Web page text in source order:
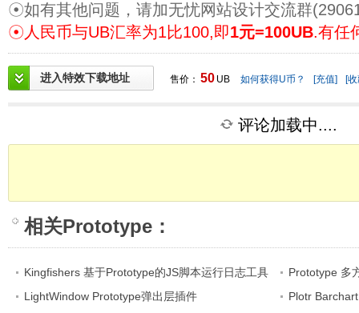
☉如有其他问题，请加无忧网站设计交流群
☉人民币与UB汇率为1比100,即1元=100UB.有任
进入特效下载地址 售价： 50 UB 如何获得U币？ [充值] [
评论加载中....
相关Prototype ：
Kingfishers 基于Prototype的JS脚本运行日志工具
Prototype 多
LightWindow Prototype弹出层插件
Plotr